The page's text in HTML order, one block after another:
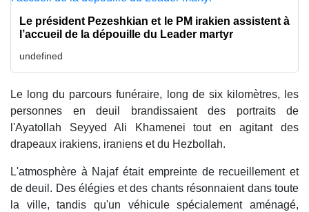
Le président Pezeshkian et le PM irakien assistent à
l’accueil de la dépouille du Leader martyr
undefined
Le long du parcours funéraire, long de six kilomètres, les
personnes en deuil brandissaient des portraits de
l'Ayatollah Seyyed Ali Khamenei tout en agitant des
drapeaux irakiens, iraniens et du Hezbollah.
L'atmosphère à Najaf était empreinte de recueillement et
de deuil. Des élégies et des chants résonnaient dans toute
la ville, tandis qu'un véhicule spécialement aménagé,